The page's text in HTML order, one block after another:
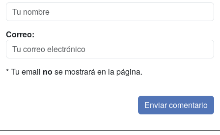
Correo:
* Tu email no se mostrará en la página.